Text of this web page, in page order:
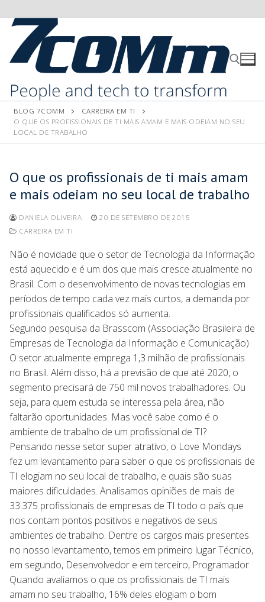
BLOG 7COMM
CARREIRA EM TI
O QUE OS PROFISSIONAIS DE TI MAIS AMAM E MAIS ODEIAM NO SEU
LOCAL DE TRABALHO
O que os profissionais de ti mais amam
e mais odeiam no seu local de trabalho
DANIELA OLIVEIRA
20 DE SETEMBRO DE 2015
CARREIRA EM TI
Não é novidade que o setor de Tecnologia da Informação
está aquecido e é um dos que mais cresce atualmente no
Brasil. Com o desenvolvimento de novas tecnologias em
períodos de tempo cada vez mais curtos, a demanda por
profissionais qualificados só aumenta.
Segundo pesquisa da Brasscom (Associação Brasileira de
Empresas de Tecnologia da Informação e Comunicação)
O setor atualmente emprega 1,3 milhão de profissionais
no Brasil. Além disso, há a previsão de que até 2020, o
segmento precisará de 750 mil novos trabalhadores. Ou
seja, para quem estuda se interessa pela área, não
faltarão oportunidades. Mas você sabe como é o
ambiente de trabalho de um profissional de TI?
Pensando nesse setor super atrativo, o Love Mondays
fez um levantamento para saber o que os profissionais de
TI elogiam no seu local de trabalho, e quais são suas
maiores dificuldades. Analisamos opiniões de mais de
33.375 profissionais de empresas de TI todo o país que
nos contam pontos positivos e negativos de seus
ambientes de trabalho. Dentre os cargos mais presentes
no nosso levantamento, temos em primeiro lugar Técnico,
em segundo, Desenvolvedor e em terceiro, Programador.
Quando avaliamos o que os profissionais de TI mais
amam no seu trabalho, 16% deles elogiam o bom